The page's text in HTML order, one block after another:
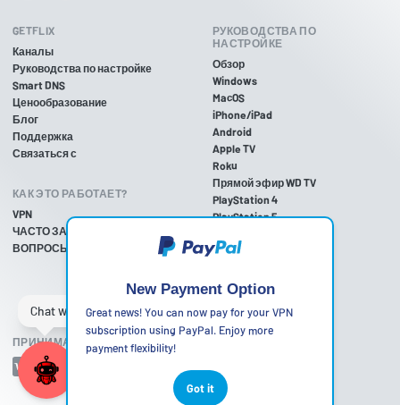
GETFLIX
Каналы
Руководства по настройке
Smart DNS
Ценообразование
Блог
Поддержка
Связаться с
КАК ЭТО РАБОТАЕТ?
VPN
ЧАСТО ЗАДАВАЕМЫЕ
ВОПРОСЫ
РУКОВОДСТВА ПО
НАСТРОЙКЕ
Обзор
Windows
MacOS
iPhone/iPad
Android
Apple TV
Roku
Прямой эфир WD TV
PlayStation 4
PlayStation 5
Xbox One
Nintendo Wii U
Nintendo Wii
ПРИНИМАЕМЫЕ СПОСОБЫ ОПЛАТЫ
New Payment Option
Great news! You can now pay for your VPN
subscription using PayPal. Enjoy more
payment flexibility!
Got it